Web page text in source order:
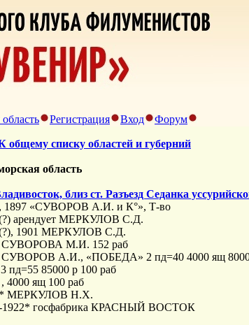
Регистрация Вход
Форум
общему списку областей и губерний
область
близ ст. Paзъезд Седанка
1897 «СУВОРОВ А.И. и К°», Т-во
арендует МЕРКУЛОВ С.Д.
1901 МЕРКУЛОВ С.Д.
СУВОРОВА М.И. 152 раб
СУВОРОВ А.И., «ПОБЕДА» 2 пд=40 4000 ящ
пд=55 85000 р 100 раб
4000 ящ 100 раб
МЕРКУЛОВ Н.Х.
1922* госфабрика КРАСНЫЙ ВОСТОК